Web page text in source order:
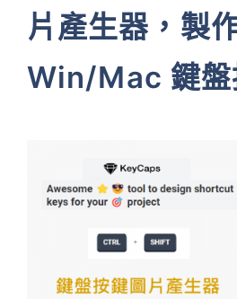
片產生器，製
Win/Mac 鍵盤